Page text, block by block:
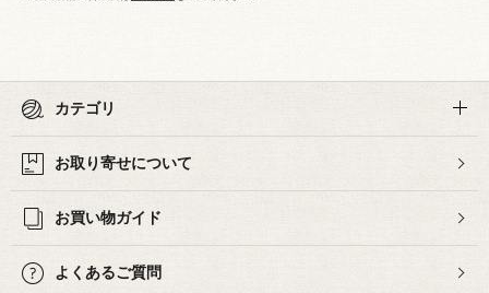
カテゴリ
お取り寄せについて
お買い物ガイド
よくあるご質問